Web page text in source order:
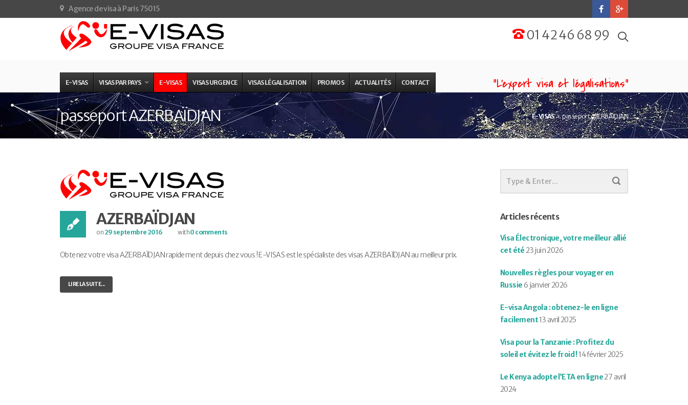
Agence de visa à Paris 75015
01 42 46 68 99
E-VISAS VISAS PAR PAYS E-VISAS VISAS URGENCE VISAS LÉGALISATION PROMOS ACTUALITÉS CONTACT “L'expert visa et légalisations”
passeport AZERBAÏDJAN E-VISAS passeport AZERBAÏDJAN
AZERBAÏDJAN
on 29 septembre 2016 with0 comments
Obtenez votre visa AZERBAÏDJAN rapidement depuis chez vous ! E-VISAS est le spécialiste des visas AZERBAÏDJAN au meilleur prix.
LIRE LA SUITE...
Articles récents
Visa Électronique, votre meilleur allié
cet été23 juin 2026
Nouvelles règles pour voyager en
Russie 6 janvier 2026
E-visa Angola : obtenez-le en ligne
facilement13 avril 2025
Visa pour la Tanzanie : Profitez du
soleil et évitez le froid !14 février 2025
Le Kenya adopte l’ETA en ligne27 avril
2024